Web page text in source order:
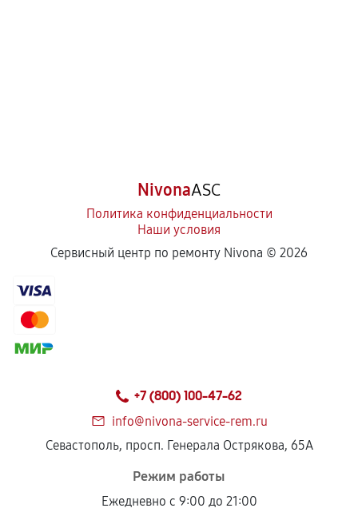
NivonaASC
Политика конфиденциальности
Наши условия
Сервисный центр по ремонту Nivona © 2026
+7 (800) 100-47-62
info@nivona-service-rem.ru
Севастополь, просп. Генерала Острякова, 65А
Режим работы
Ежедневно с 9:00 до 21:00